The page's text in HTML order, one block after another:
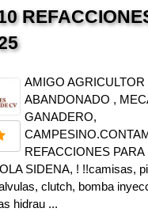
AMIGO
ABANDONADO ,
GANADERO,
REFACCIONES PARA
SIDENA, ! !!camisas,
clutch, bomba
hidrau ...